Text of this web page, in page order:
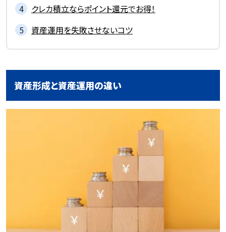
クレカ積立ならポイント還元でお得！
資産運用を失敗させないコツ
資産形成と資産運用の違い